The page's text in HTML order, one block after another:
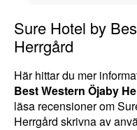
Sure Hotel by
Herrgård
Här hittar du mer
Best Western Öjaby
läsa recensioner om
Herrgård skrivna av